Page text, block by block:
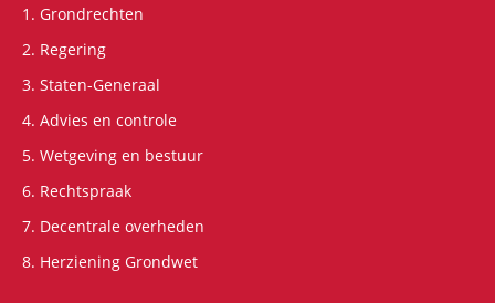
1. Grondrechten
2. Regering
3. Staten-Generaal
4. Advies en controle
5. Wetgeving en bestuur
6. Rechtspraak
7. Decentrale overheden
8. Herziening Grondwet